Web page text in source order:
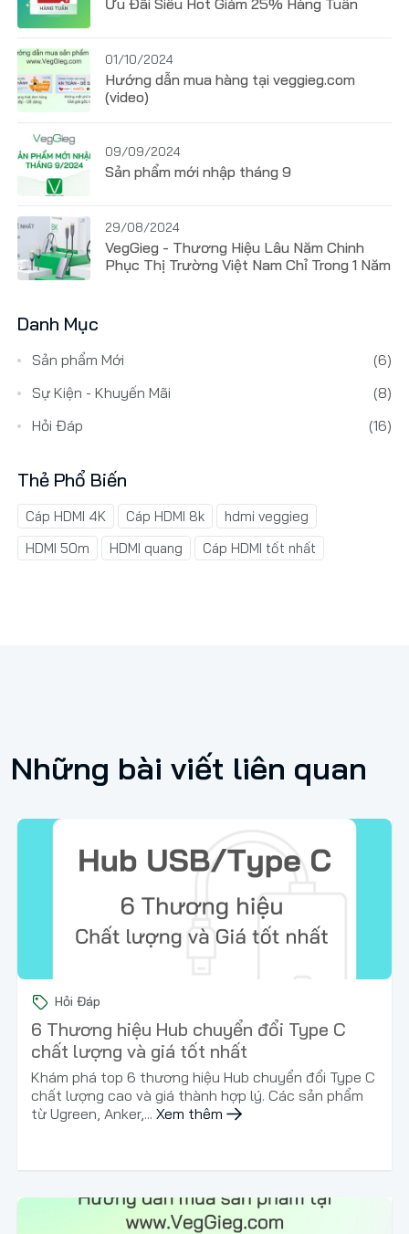
Ưu Đãi Siêu Hot Giảm 25% Hàng Tuần
01/10/2024
Hướng dẫn mua hàng tại veggieg.com
(video)
09/09/2024
Sản phẩm mới nhập tháng 9
29/08/2024
VegGieg - Thương Hiệu Lâu Năm Chinh
Phục Thị Trường Việt Nam Chỉ Trong 1 Năm
Danh Mục
Sản phẩm Mới
(6)
Sự Kiện - Khuyến Mãi
(8)
Hỏi Đáp
(16)
Thẻ Phổ Biến
Cáp HDMI 4K Cáp HDMI 8k
hdmi veggieg
HDMI 50m
HDMI quang Cáp HDMI tốt nhất
Những bài viết liên quan
Hỏi Đáp
6 Thương hiệu Hub chuyển đổi Type C
chất lượng và giá tốt nhất
Khám phá top 6 thương hiệu Hub chuyển đổi Type C
chất lượng cao và giá thành hợp lý. Các sản phẩm
từ Ugreen, Anker,... Xem thêm